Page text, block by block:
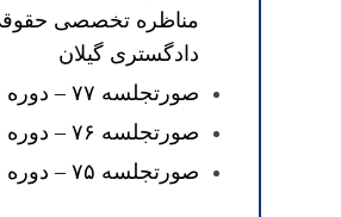
مناظره تخصصی
دادگستری گیلان
صورتجلسه ۷۷ – دوره سیزدهم
صورتجلسه ۷۶ – دوره سیزدهم
صورتجلسه ۷۵ – دوره سیزدهم